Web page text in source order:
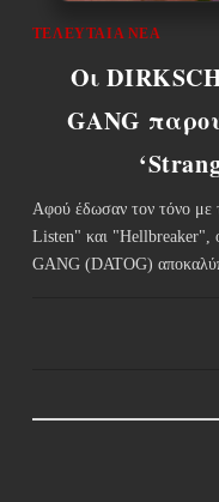
ΤΕΛΕΥΤΑΊΑ ΝΈΑ
Οι
GANG
Αφού έδωσαν τον τόνο
Listen" και
GANG (DATOG)